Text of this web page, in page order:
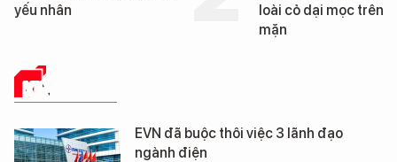
loài cỏ dại mọc trên đất
KINH TẾ SỐ
EVN đã buộc thôi việc 3 lãnh đạo
ngành điện